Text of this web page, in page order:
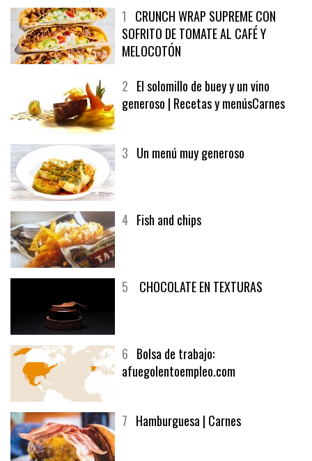
1CRUNCH WRAP SUPREME CON
SOFRITO DE TOMATE AL CAFÉ Y
MELOCOTÓN
2El solomillo de buey y un vino
6Bolsa de trabajo: